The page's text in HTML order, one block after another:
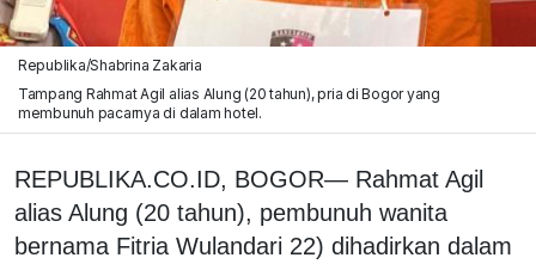
Republika/Shabrina Zakaria
Tampang Rahmat Agil alias Alung (20 tahun), pria di Bogor yang
membunuh pacarnya di dalam hotel.
REPUBLIKA.CO.ID, BOGOR— Rahmat Agil
alias Alung (20 tahun), pembunuh wanita
bernama Fitria Wulandari 22) dihadirkan dalam